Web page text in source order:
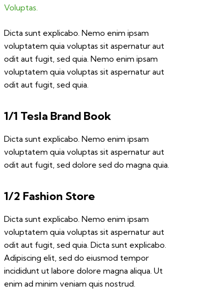
Voluptas.
Dicta sunt explicabo. Nemo enim ipsam
voluptatem quia voluptas sit aspernatur aut
odit aut fugit, sed quia. Nemo enim ipsam
voluptatem quia voluptas sit aspernatur aut
odit aut fugit, sed quia.
1/1 Tesla Brand Book
Dicta sunt explicabo. Nemo enim ipsam
voluptatem quia voluptas sit aspernatur aut
odit aut fugit, sed dolore sed do magna quia.
1/2 Fashion Store
Dicta sunt explicabo. Nemo enim ipsam
voluptatem quia voluptas sit aspernatur aut
odit aut fugit, sed quia. Dicta sunt explicabo.
Adipiscing elit, sed do eiusmod tempor
incididunt ut labore dolore magna aliqua. Ut
enim ad minim veniam quis nostrud.